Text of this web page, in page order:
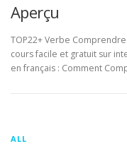
Aperçu
TOP22+ Verbe
cours facile et gratuit sur
en français : Comment
ALL